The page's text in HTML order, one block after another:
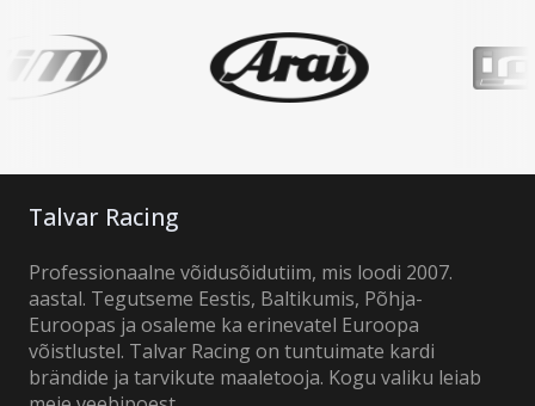
Talvar Racing
Professionaalne võidusõidutiim, mis loodi 2007.
aastal. Tegutseme Eestis, Baltikumis, Põhja-
Euroopas ja osaleme ka erinevatel Euroopa
võistlustel. Talvar Racing on tuntuimate kardi
brändide ja tarvikute maaletooja. Kogu valiku leiab